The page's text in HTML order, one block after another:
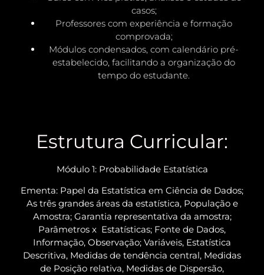
casos;
Professores com experiência e formação
comprovada;
Módulos condensados, com calendário pré-
estabelecido, facilitando a organização do
tempo do estudante.
Estrutura Curricular:
Módulo 1: Probabilidade Estatística
Ementa: Papel da Estatística em Ciência de Dados;
As três grandes áreas da estatística, População e
Amostra; Garantia representativa da amostra;
Parâmetros x Estatísticas; Fonte de Dados,
Informação, Observação; Variáveis, Estatística
Descritiva, Medidas de tendência central, Medidas
de Posição relativa, Medidas de Dispersão,